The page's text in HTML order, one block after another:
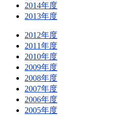
2014年度
2013年度
2012年度
2011年度
2010年度
2009年度
2008年度
2007年度
2006年度
2005年度